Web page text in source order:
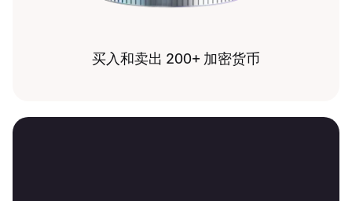
买入和卖出 200+ 加密货币